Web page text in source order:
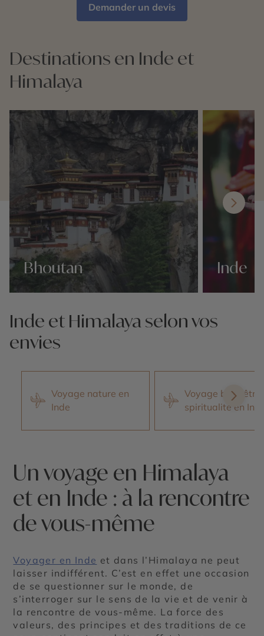
Demander un devis
Destinations en Inde et
Himalaya
Bhoutan Inde
Inde et Himalaya selon vos
envies
Voyage nature en
Inde
Voyage bien-être
spiritualité en
Un voyage en Himalaya
et en Inde : à la rencontre
de vous-même
Voyager en Inde et dans l’Himalaya ne peut
laisser indifférent. C’est en effet une occasion
de se questionner sur le monde, de
s’interroger sur le sens de la vie et de venir à
la rencontre de vous-même. La force des
valeurs, des principes et des traditions de ce